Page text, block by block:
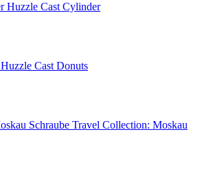
Huzzle Cast Cylinder
Huzzle Cast Donuts
Travel Collection: Moskau